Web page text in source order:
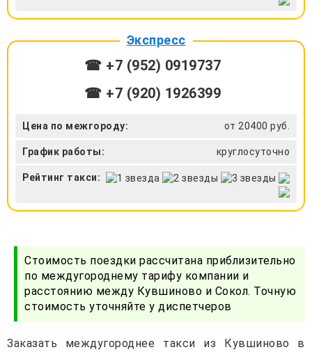
Экспресс
☎ +7 (952) 0919737
☎ +7 (920) 1926399
Цена по межгороду: от 20400 руб.
График работы: круглосуточно
Рейтинг такси:
Стоимость поездки рассчитана приблизительно
по междугороднему тарифу компании и
расстоянию между Кувшиново и Сокол. Точную
стоимость уточняйте у диспетчеров
Заказать междугороднее такси из Кувшиново в